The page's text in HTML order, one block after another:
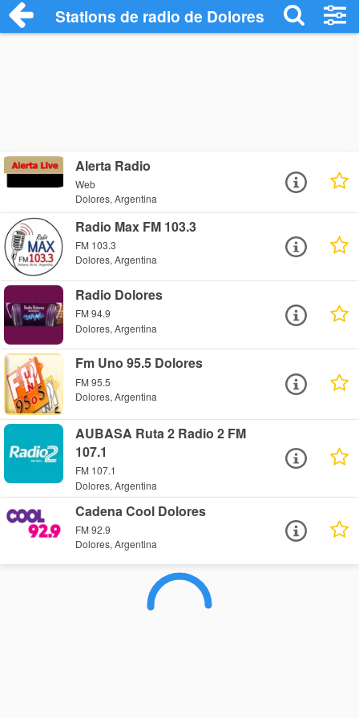
Stations de radio de Dolores
Alerta Radio
Web
Dolores, Argentina
Radio Max FM 103.3
FM 103.3
Dolores, Argentina
Radio Dolores
FM 94.9
Dolores, Argentina
Fm Uno 95.5 Dolores
FM 95.5
Dolores, Argentina
AUBASA Ruta 2 Radio 2 FM
107.1
FM 107.1
Dolores, Argentina
Cadena Cool Dolores
FM 92.9
Dolores, Argentina